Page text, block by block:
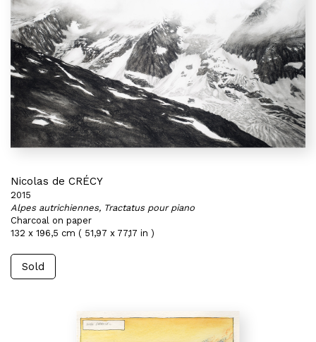
Nicolas de CRÉCY
2015
Alpes autrichiennes, Tractatus pour piano
Charcoal on paper
132 x 196,5 cm ( 51,97 x 77,17 in )
Sold